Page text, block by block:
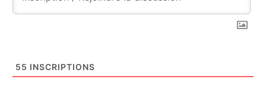
55 INSCRIPTIONS